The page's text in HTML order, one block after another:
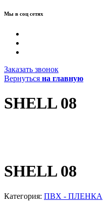
Мы в соц сетях
Заказать звонок
Вернуться на главную
SHELL 08
SHELL 08
Категория: ПВХ - ПЛЕНКА